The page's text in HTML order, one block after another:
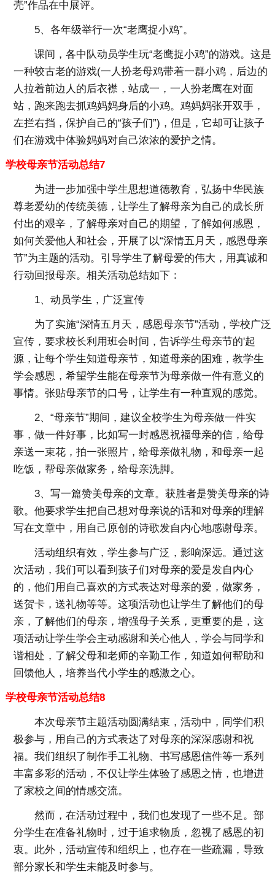
壳”作品在中展评。
5、各年级举行一次“老鹰捉小鸡”。
课间，各中队动员学生玩“老鹰捉小鸡”的游戏。这是
一种较古老的游戏(一人扮老母鸡带着一群小鸡，后边的
人拉着前边人的后衣襟，站成一，一人扮老鹰在对面
站，跑来跑去抓鸡妈妈身后的小鸡。鸡妈妈张开双手，
左拦右挡，保护自己的“孩子们”)，但是，它却可让孩子
们在游戏中体验妈妈对自己浓浓的爱护之情。
学校母亲节活动总结7
为进一步加强中学生思想道德教育，弘扬中华民族
尊老爱幼的传统美德，让学生了解母亲为自己的成长所
付出的艰辛，了解母亲对自己的期望，了解如何感恩，
如何关爱他人和社会，开展了以“深情五月天，感恩母亲
节”为主题的活动。引导学生了解母爱的伟大，用真诚和
行动回报母亲。相关活动总结如下：
1、动员学生，广泛宣传
为了实施“深情五月天，感恩母亲节”活动，学校广泛
宣传，要求校长利用班会时间，告诉学生母亲节的'起
源，让每个学生知道母亲节，知道母亲的困难，教学生
学会感恩，希望学生能在母亲节为母亲做一件有意义的
事情。张贴母亲节的口号，让学生有一种直观的感觉。
2、“母亲节”期间，建议全校学生为母亲做一件实
事，做一件好事，比如写一封感恩祝福母亲的信，给母
亲送一束花，拍一张照片，给母亲做礼物，和母亲一起
吃饭，帮母亲做家务，给母亲洗脚。
3、写一篇赞美母亲的文章。获胜者是赞美母亲的诗
歌。他要求学生把自己想对母亲说的话和对母亲的理解
写在文章中，用自己原创的诗歌发自内心地感谢母亲。
活动组织有效，学生参与广泛，影响深远。通过这
次活动，我们可以看到孩子们对母亲的爱是发自内心
的，他们用自己喜欢的方式表达对母亲的爱，做家务，
送贺卡，送礼物等等。这项活动也让学生了解他们的母
亲，了解他们的母亲，增强母子关系，更重要的是，这
项活动让学生学会主动感谢和关心他人，学会与同学和
谐相处，了解父母和老师的辛勤工作，知道如何帮助和
回馈他人，培养当代小学生的感激之心。
学校母亲节活动总结8
本次母亲节主题活动圆满结束，活动中，同学们积
极参与，用自己的方式表达了对母亲的深深感谢和祝
福。我们组织了制作手工礼物、书写感恩信件等一系列
丰富多彩的活动，不仅让学生体验了感恩之情，也增进
了家校之间的情感交流。
然而，在活动过程中，我们也发现了一些不足。部
分学生在准备礼物时，过于追求物质，忽视了感恩的初
衷。此外，活动宣传和组织上，也存在一些疏漏，导致
部分家长和学生未能及时参与。